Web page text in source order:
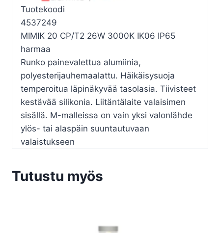
Tuotekoodi
4537249
MIMIK 20 CP/T2 26W 3000K IK06 IP65
harmaa
Runko painevalettua alumiinia,
polyesterijauhemaalattu. Häikäisysuoja
temperoitua läpinäkyvää tasolasia. Tiivisteet
kestävää silikonia. Liitäntälaite valaisimen
sisällä. M-malleissa on vain yksi valonlähde
ylös- tai alaspäin suuntautuvaan
valaistukseen
Tutustu myös